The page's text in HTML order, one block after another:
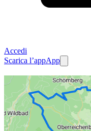
Accedi
Scarica l’appApp